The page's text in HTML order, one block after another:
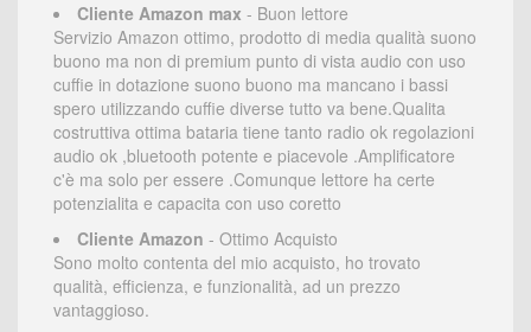
Cliente Amazon max - Buon lettore
Servizio Amazon ottimo, prodotto di media qualità suono
buono ma non di premium punto di vista audio con uso
cuffie in dotazione suono buono ma mancano i bassi
spero utilizzando cuffie diverse tutto va bene.Qualita
costruttiva ottima bataria tiene tanto radio ok regolazioni
audio ok ,bluetooth potente e piacevole .Amplificatore
c'è ma solo per essere .Comunque lettore ha certe
potenzialita e capacita con uso coretto
Cliente Amazon - Ottimo Acquisto
Sono molto contenta del mio acquisto, ho trovato
qualità, efficienza, e funzionalità, ad un prezzo
vantaggioso.